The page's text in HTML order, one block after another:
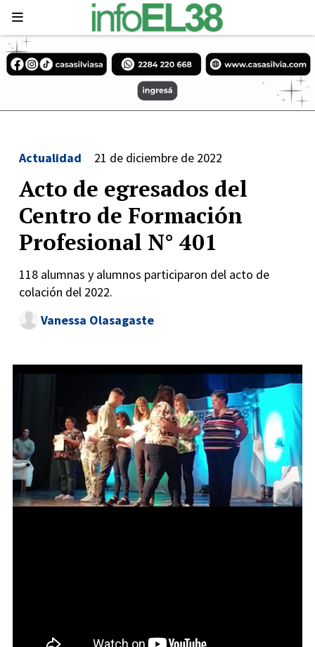
Acto de egresados del
Centro de Formación
Profesional N° 401
118 alumnas y alumnos participaron del acto de
colación del 2022.
Actualidad 21 de diciembre de 2022
Vanessa Olasagaste